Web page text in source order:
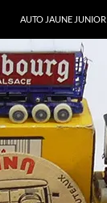
AUTO JAUNE JUNIOR